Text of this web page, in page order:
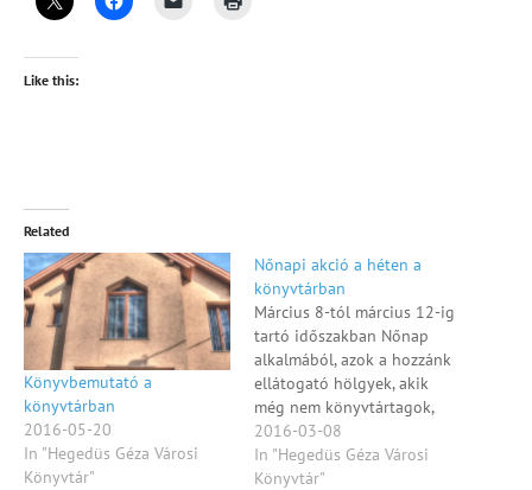
Like this:
Related
Könyvbemutató a
könyvtárban
2016-05-20
In "Hegedüs Géza Városi
Könyvtár"
Nőnapi akció a héten a
könyvtárban
Március 8-tól március 12-ig
tartó időszakban Nőnap
alkalmából, azok a hozzánk
ellátogató hölgyek, akik
még nem könyvtártagok,
féléves könyvtári tagságot
kapnak ajándékba! Az
akcióról érdeklődhet:
2016-03-08
In "Hegedüs Géza Városi
Könyvtár"